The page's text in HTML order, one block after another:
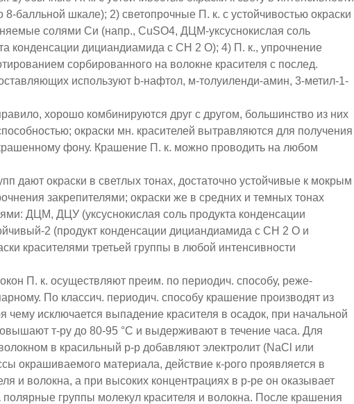
8-балльной шкале); 2) светопрочные П. к. с устойчивостью окраски
солями Си (напр., CuSO4, ДЦМ-уксуснокислая соль
конденсации дициандиамида с СН 2 О); 4) П. к., упрочнение
сорбированного на волокне красителя с послед.
используют b-нафтол, м-толуиленди-амин, 3-метил-1-
хорошо комбинируются друг с другом, большинство из них
окраски мн. красителей вытравляются для получения
фону. Крашение П. к. можно проводить на любом
дают окраски в светлых тонах, достаточно устойчивые к мокрым
закрепителями; окраски же в средних и темных тонах
ДЦМ, ДЦУ (уксуснокислая соль продукта конденсации
2 (продукт конденсации дициандиамида с СН 2 О и
красителями третьей группы в любой интенсивности
П. к. осуществляют преим. по периодич. способу, реже-
По классич. периодич. способу крашение производят из
чему исключается выпадение красителя в осадок, при начальной
т-ру до 80-95 °С и выдерживают в течение часа. Для
в красильный р-р добавляют электролит (NaCl или
окрашиваемого материала, действие к-рого проявляется в
и волокна, а при высоких концентрациях в р-ре он оказывает
группы молекул красителя и волокна. После крашения